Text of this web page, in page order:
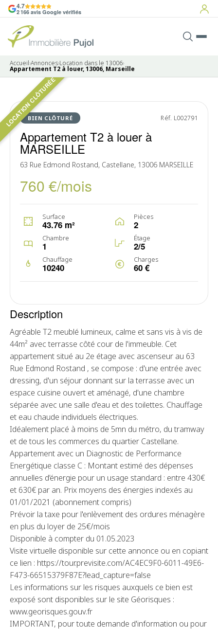
4.7
2 166 avis Google vérifiés
Accueil›Annonces›Location dans le 13006›
Appartement T2 à louer, 13006, Marseille
LOCATION CLÔTURÉE
BIEN CLÔTURÉ Réf. L002791
Appartement T2 à louer à
MARSEILLE
63 Rue Edmond Rostand, Castellane, 13006 MARSEILLE
760 €/mois
Surface
43.76 m²
Pièces
2
Chambre
1
Étage
2/5
Chauffage
10240
Charges
60 €
LOUÉ
6 photos
Description
Agréable T2 meublé lumineux, calme et sans vis à vis de
44m² avec terrasse côté cour de l'immeuble. Cet
appartement situé au 2e étage avec ascenseur au 63
Rue Edmond Rostand , se compose : d'une entrée avec
dressing, d'un séjour donnant sur la terrasse avec un
espace cuisine ouvert et aménagé, d'une chambre
séparée avec une salle d'eau et des toilettes. Chauffage
et eau chaude individuels électriques.
Idéalement placé à moins de 5mn du métro, du tramway
et de tous les commerces du quartier Castellane.
Appartement avec un Diagnostic de Performance
Energétique classe C : Montant estimé des dépenses
annuelles d’énergie pour un usage standard : entre 430€
et 630€ par an. Prix moyens des énergies indexés au
01/01/2021 (abonnement compris)
Prévoir la taxe pour l'enlèvement des ordures ménagère
en plus du loyer de 25€/mois
Disponible à compter du 01.05.2023
Visite virtuelle disponible sur cette annonce ou en copiant
ce lien : https://tour.previsite.com/AC4EC9F0-6011-49E6-
F473-66515379F87E?lead_capture=false
Les informations sur les risques auxquels ce bien est
exposé sont disponibles sur le site Géorisques :
www.georisques.gouv.fr
IMPORTANT, pour toute demande d'information ou pour